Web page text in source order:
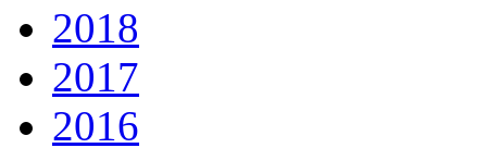
2018
2017
2016